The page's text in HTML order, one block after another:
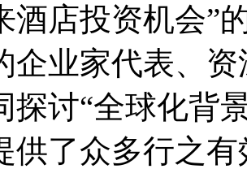
酒店投资机会”
企业家代表、
探讨“全球化背
供了众多行之